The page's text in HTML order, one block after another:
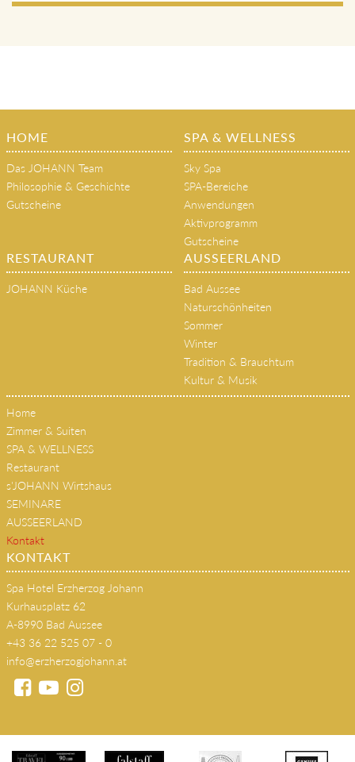
HOME
Das JOHANN Team
Philosophie & Geschichte
Gutscheine
SPA & WELLNESS
Sky Spa
SPA-Bereiche
Anwendungen
Aktivprogramm
Gutscheine
RESTAURANT
JOHANN Küche
AUSSEERLAND
Bad Aussee
Naturschönheiten
Sommer
Winter
Tradition & Brauchtum
Kultur & Musik
Home
Zimmer & Suiten
SPA & WELLNESS
Restaurant
s'JOHANN Wirtshaus
SEMINARE
AUSSEERLAND
Kontakt
KONTAKT
Spa Hotel Erzherzog Johann
Kurhausplatz 62
A-8990 Bad Aussee
+43 36 22 525 07 - 0
info@erzherzogjohann.at